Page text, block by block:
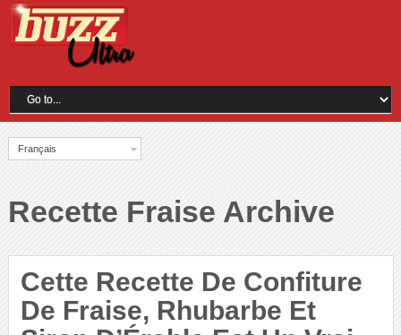
Français
Recette Fraise Archive
Cette Recette De Confiture
De Fraise, Rhubarbe Et